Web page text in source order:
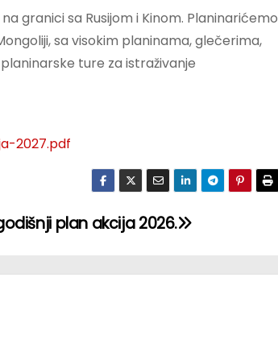
granici sa Rusijom i Kinom. Planinarićemo
sa visokim planinama, glečerima,
ture za istraživanje
2027.pdf
plan akcija 2026.